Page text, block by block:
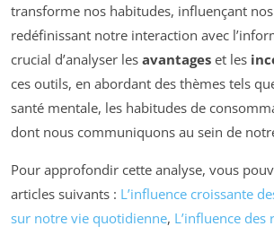
transforme nos habitudes, influençant
redéfinissant notre interaction avec
crucial d’analyser les avantages et les
ces outils, en abordant des thèmes tels
santé mentale, les habitudes de
dont nous communiquons au sein de
Pour approfondir cette analyse, vous
articles suivants : L’influence croissante
sur notre vie quotidienne, L’influence des